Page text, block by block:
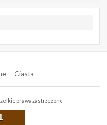
Ciasta
prawa zastrzeżone